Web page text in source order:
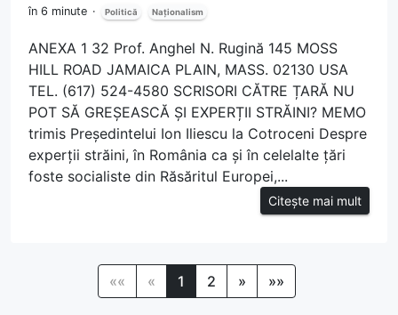
în 6 minute
Politică Naționalism
ANEXA 1 32 Prof. Anghel N. Rugină 145 MOSS
HILL ROAD JAMAICA PLAIN, MASS. 02130 USA
TEL. (617) 524-4580 SCRISORI CĂTRE ȚARĂ NU
POT SĂ GREȘEASCĂ ȘI EXPERȚII STRĂINI? MEMO
trimis Președintelui Ion Iliescu la Cotroceni Despre
experții străini, în România ca și în celelalte țări
foste socialiste din Răsăritul Europei,...
Citește mai mult
«« « 1 2 » »»